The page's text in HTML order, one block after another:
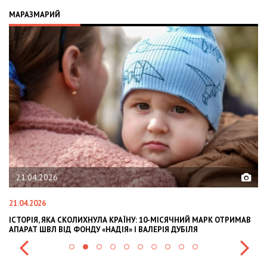
МАРАЗМАРИЙ
21.04.2026
21.04.2026
ІСТОРІЯ, ЯКА СКОЛИХНУЛА КРАЇНУ: 10-МІСЯЧНИЙ МАРК ОТРИМАВ
АПАРАТ ШВЛ ВІД ФОНДУ «НАДІЯ» І ВАЛЕРІЯ ДУБІЛЯ